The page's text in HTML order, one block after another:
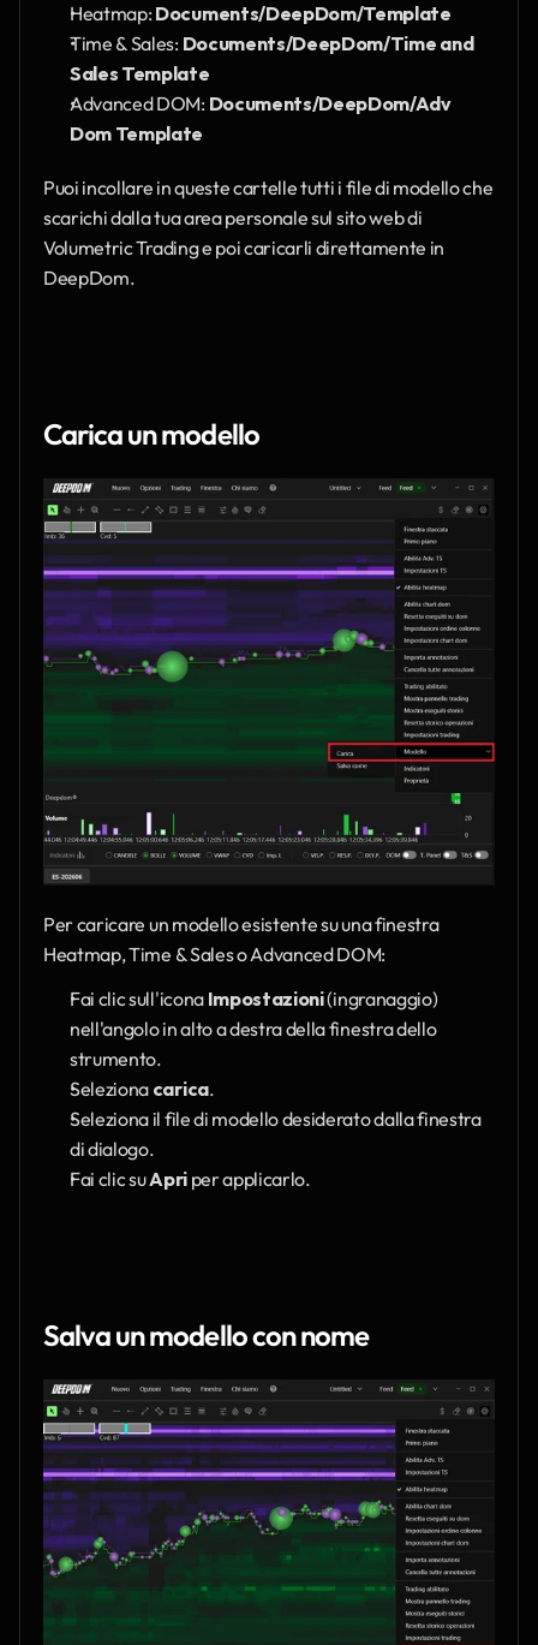
Heatmap: Documents/DeepDom/Template
Time & Sales: Documents/DeepDom/Time and
Sales Template
Advanced DOM: Documents/DeepDom/Adv
Dom Template
Puoi incollare in queste cartelle tutti i file di modello che
scarichi dalla tua area personale sul sito web di
Volumetric Trading e poi caricarli direttamente in
DeepDom.
Carica un modello
Per caricare un modello esistente su una finestra
Heatmap, Time & Sales o Advanced DOM:
Fai clic sull'icona Impostazioni (ingranaggio)
nell'angolo in alto a destra della finestra dello
strumento.
Seleziona carica.
Seleziona il file di modello desiderato dalla finestra
di dialogo.
Fai clic su Apri per applicarlo.
Salva un modello con nome